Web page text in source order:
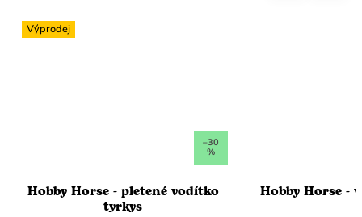
Výprodej
–30
%
Hobby Horse - pletené vodítko
tyrkys
Hobby Horse -